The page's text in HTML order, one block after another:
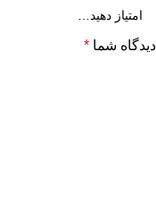
دیدگاه شما *